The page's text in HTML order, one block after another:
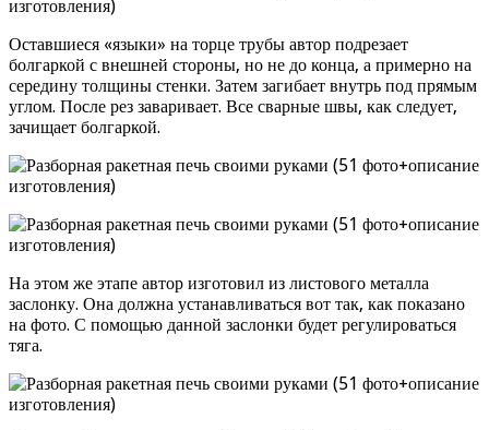
Оставшиеся «языки» на торце трубы автор подрезает
болгаркой с внешней стороны, но не до конца, а примерно на
середину толщины стенки. Затем загибает внутрь под прямым
углом. После рез заваривает. Все сварные швы, как следует,
зачищает болгаркой.
На этом же этапе автор изготовил из листового металла
заслонку. Она должна устанавливаться вот так, как показано
на фото. С помощью данной заслонки будет регулироваться
тяга.